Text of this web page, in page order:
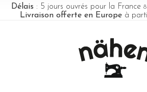
Délais : 5 jours ouvrés pour la France
Livraison offerte en Europeà